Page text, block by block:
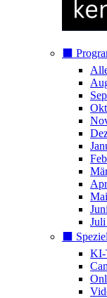
⬛️
⬛️
KI-